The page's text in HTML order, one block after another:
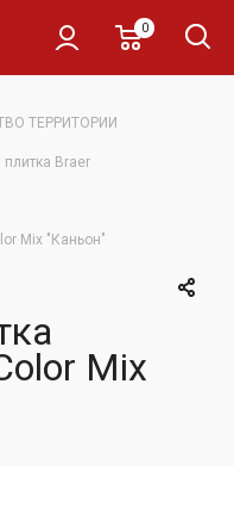
0
ТЕРРИТОРИИ
плитка Braer
Mix "Каньон"
Mix